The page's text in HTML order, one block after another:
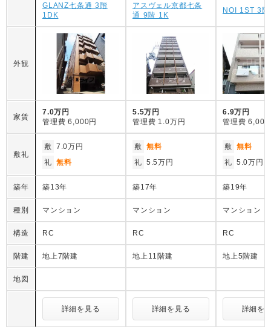
GLANZ七条通 3階
1DK
アスヴェル京都七条
通 9階 1K
NOI 1ST 3
外観
家賃
7.0万円
管理費 6,000円
5.5万円
管理費 1.0万円
6.9万円
管理費 6,000
敷礼
敷 7.0万円
礼 無料
敷 無料
礼 5.5万円
敷 無料
礼 5.0万円
築年 築13年 築17年 築19年
種別 マンション マンション マンション
構造 RC RC RC
階建 地上7階建 地上11階建 地上5階建
地図
詳細を見る 詳細を見る 詳細を